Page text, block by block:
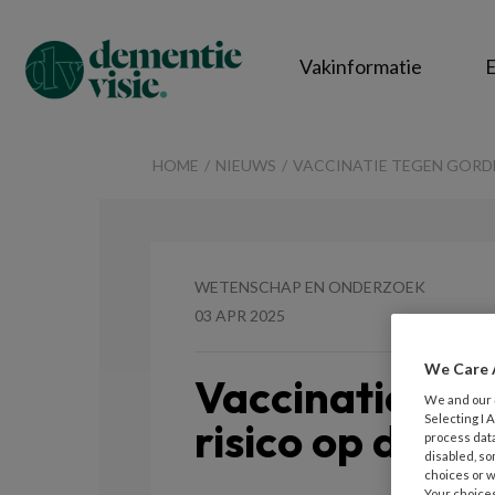
Vakinformatie
HOME NIEUWS VACCINATIE TEGEN
WETENSCHAP EN ONDERZOEK
03 APR 2025
Vaccinatie
risico op
We Care
We and our
Selecting I
process
disabled,
choices or